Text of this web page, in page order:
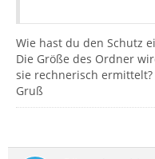
Wie hast du den Schutz
Die Größe des Ordner
sie rechnerisch ermittelt?
Gruß